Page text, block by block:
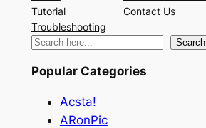
Tutorial
Troubleshooting
Contact Us
検
Search
Popular Categories
Acsta!
ARonPic